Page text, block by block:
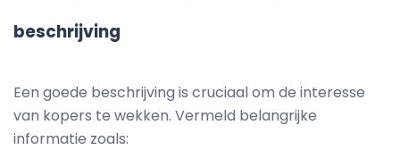
beschrijving
Een goede beschrijving is cruciaal om de interesse
van kopers te wekken. Vermeld belangrijke
informatie zoals: